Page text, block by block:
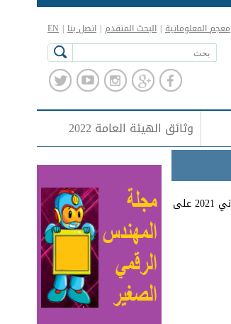
معجم المعلوماتية | البحث المتقدم | اتصل بنا |
EN
وثائق الهيئة العامة 2022
تم إعادة تشكيل اللجان الإدارية في المحافظات بقرار من مجلس إدارة الجمعية العلمية السورية للمعلوماتية في شهر تشرين الثاني 2021 على